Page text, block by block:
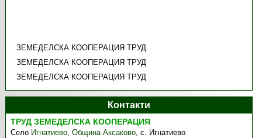
ЗЕМЕДЕЛСКА КООПЕРАЦИЯ ТРУД
ЗЕМЕДЕЛСКА КООПЕРАЦИЯ ТРУД
ЗЕМЕДЕЛСКА КООПЕРАЦИЯ ТРУД
Контакти
ТРУД ЗЕМЕДЕЛСКА КООПЕРАЦИЯ
Село Игнатиево,Община Аксаково,с. Игнатиево